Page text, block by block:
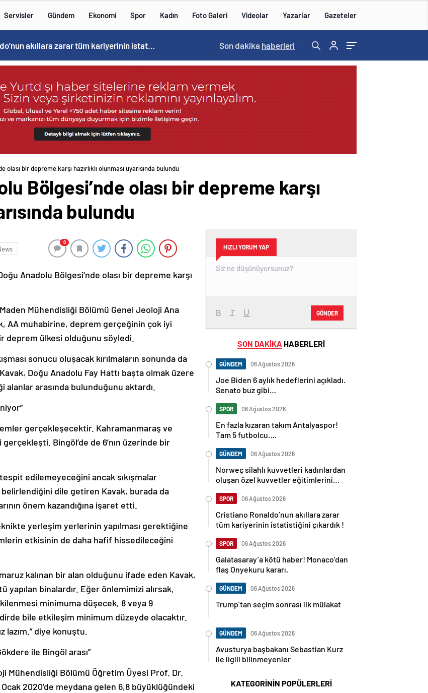
Servisler Gündem Ekonomi Spor Kadın Foto Galeri Videolar Yazarlar Gazeteler
Cristiano Ronaldo’nun akıllara zarar tüm kariyerinin istatistiğini çıkardık ! 14:57 /
Son dakika haberleri
olası bir depreme karşı hazırlıklı olunması uyarısında bulundu
Bölgesi’nde olası bir depreme karşı
bulundu
0
Anadolu Bölgesi’nde olası bir depreme karşı
Mühendisliği Bölümü Genel Jeoloji Ana
AA muhabirine, deprem gerçeğinin çok iyi
deprem ülkesi olduğunu söyledi.
sonucu oluşacak kırılmaların sonunda da
Doğu Anadolu Fay Hattı başta olmak üzere
arasında bulunduğunu aktardı.
gerçekleşecektir. Kahramanmaraş ve
Bingöl’de de 6’nın üzerinde bir
edilemeyeceğini ancak sıkışmalar
dile getiren Kavak, burada da
önem kazandığına işaret etti.
yerleşim yerlerinin yapılması gerektiğine
etkisinin de daha hafif hissedileceğini
kalınan bir alan olduğunu ifade eden Kavak,
yapılan binalardır. Eğer önlemimizi alırsak,
minimuma düşecek, 8 veya 9
bile etkileşim minimum düzeyde olacaktır.
lazım.” diye konuştu.
ile Bingöl arası”
Mühendisliği Bölümü Öğretim Üyesi Prof. Dr.
2020’de meydana gelen 6,8 büyüklüğündeki
HIZLI YORUM YAP
GÖNDER
SON DAKİKA HABERLERİ
GÜNDEM 06 Ağustos 2026
Joe Biden 6 aylık hedeflerini açıkladı.
Senato buz gibi…
SPOR 06 Ağustos 2026
En fazla kızaran takım Antalyaspor!
Tam 5 futbolcu….
GÜNDEM 06 Ağustos 2026
Norweç silahlı kuvvetleri kadınlardan
oluşan özel kuvvetler eğitimlerini
SPOR 06 Ağustos 2026
Cristiano Ronaldo’nun akıllara zarar
tüm kariyerinin istatistiğini çıkardık !
SPOR 06 Ağustos 2026
Galatasaray’a kötü haber! Monaco’dan
flaş Onyekuru kararı.
GÜNDEM 06 Ağustos 2026
Trump’tan seçim sonrası ilk mülakat
GÜNDEM 06 Ağustos 2026
Avusturya başbakanı Sebastian Kurz
ile ilgili bilinmeyenler
KATEGORİNİN POPÜLERLERİ